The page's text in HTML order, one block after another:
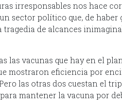
irresponsables nos hace
sector político que, de haber
de alcances
las vacunas que hay en el
mostraron eficiencia por
las otras dos cuestan el
mantener la vacuna por